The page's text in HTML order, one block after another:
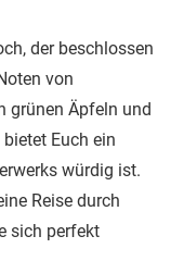
der beschlossen
von
grünen Äpfeln und
Euch ein
würdig ist.
Reise durch
sich perfekt